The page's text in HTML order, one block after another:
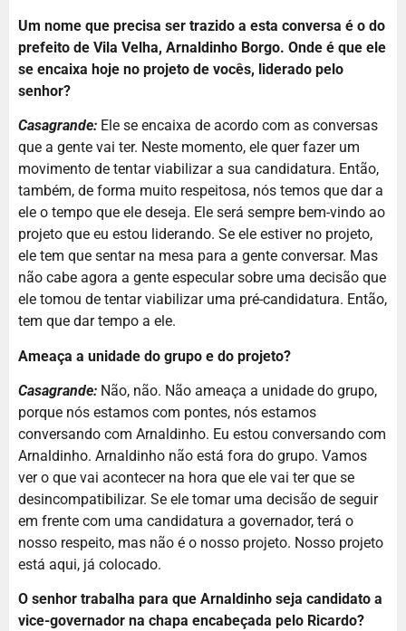
Um nome que precisa ser trazido a esta conversa é o do
prefeito de Vila Velha, Arnaldinho Borgo. Onde é que ele
se encaixa hoje no projeto de vocês, liderado pelo
senhor?
Casagrande: Ele se encaixa de acordo com as conversas
que a gente vai ter. Neste momento, ele quer fazer um
movimento de tentar viabilizar a sua candidatura. Então,
também, de forma muito respeitosa, nós temos que dar a
ele o tempo que ele deseja. Ele será sempre bem-vindo ao
projeto que eu estou liderando. Se ele estiver no projeto,
ele tem que sentar na mesa para a gente conversar. Mas
não cabe agora a gente especular sobre uma decisão que
ele tomou de tentar viabilizar uma pré-candidatura. Então,
tem que dar tempo a ele.
Ameaça a unidade do grupo e do projeto?
Casagrande: Não, não. Não ameaça a unidade do grupo,
porque nós estamos com pontes, nós estamos
conversando com Arnaldinho. Eu estou conversando com
Arnaldinho. Arnaldinho não está fora do grupo. Vamos
ver o que vai acontecer na hora que ele vai ter que se
desincompatibilizar. Se ele tomar uma decisão de seguir
em frente com uma candidatura a governador, terá o
nosso respeito, mas não é o nosso projeto. Nosso projeto
está aqui, já colocado.
O senhor trabalha para que Arnaldinho seja candidato a
vice-governador na chapa encabeçada pelo Ricardo?